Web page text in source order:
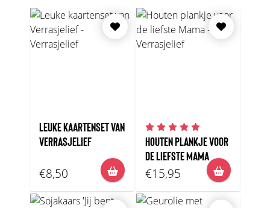
LEUKE KAARTENSET VAN
VERRASJELIEF
€8,50
HOUTEN PLANKJE VOOR
DE LIEFSTE MAMA
€15,95